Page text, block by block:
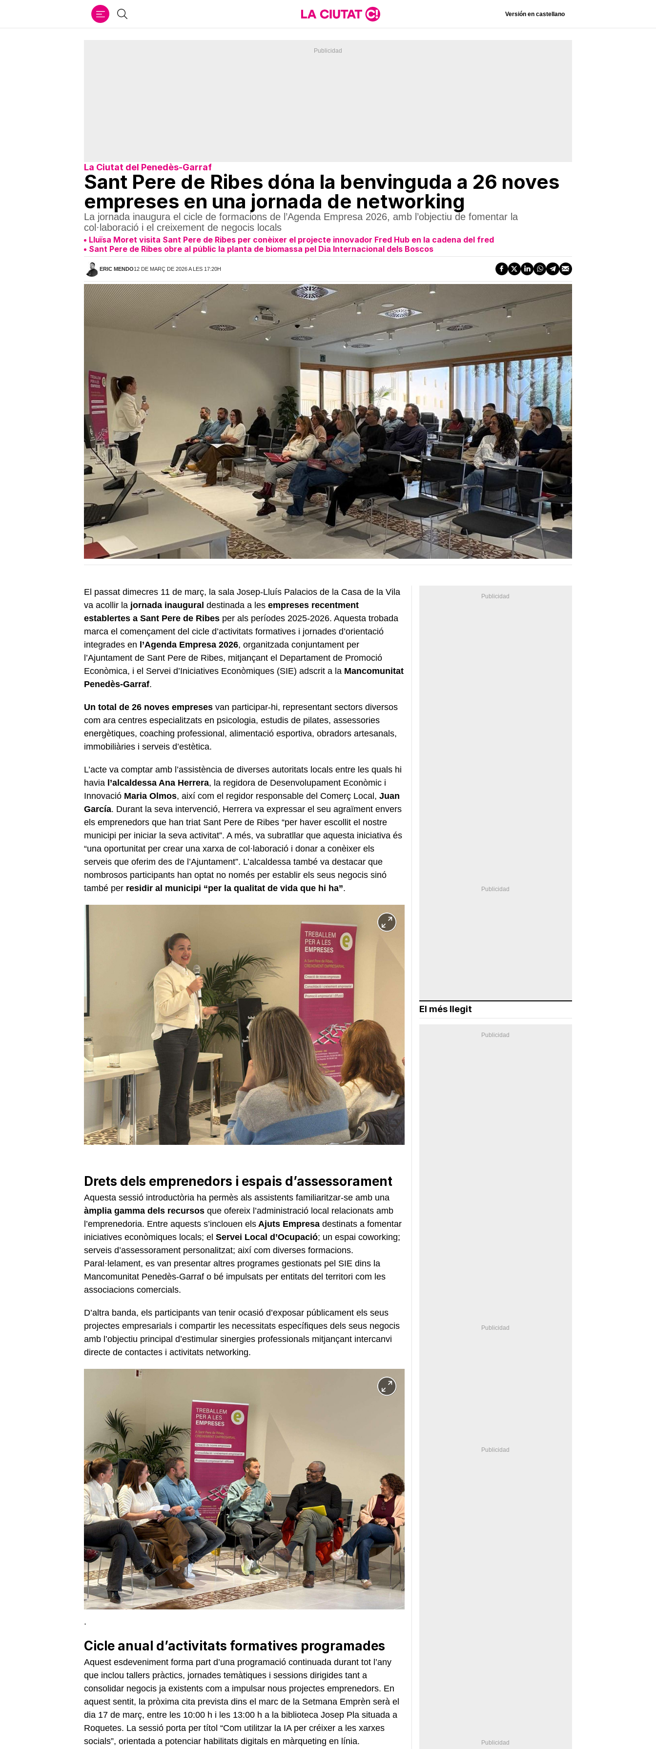
Cercar Versión en castellano
La Ciutat del Penedès-Garraf
Sant Pere de Ribes dóna la benvinguda a 26 noves
empreses en una jornada de networking
La jornada inaugura el cicle de formacions de l’Agenda Empresa 2026, amb l’objectiu de fomentar la
col·laboració i el creixement de negocis locals
Lluïsa Moret visita Sant Pere de Ribes per conèixer el projecte innovador Fred Hub en la cadena del fred
Sant Pere de Ribes obre al públic la planta de biomassa pel Dia Internacional dels Boscos
ERIC MENDO12 DE MARÇ DE 2026 A LES 17:20H
El passat dimecres 11 de març, la sala Josep-Lluís Palacios de la Casa de la Vila
va acollir la jornada inaugural destinada a les empreses recentment
establertes a Sant Pere de Ribes per als períodes 2025-2026. Aquesta trobada
marca el començament del cicle d’activitats formatives i jornades d’orientació
integrades en l’Agenda Empresa 2026, organitzada conjuntament per
l’Ajuntament de Sant Pere de Ribes, mitjançant el Departament de Promoció
Econòmica, i el Servei d’Iniciatives Econòmiques (SIE) adscrit a la Mancomunitat
Penedès-Garraf.
Un total de 26 noves empreses van participar-hi, representant sectors diversos
com ara centres especialitzats en psicologia, estudis de pilates, assessories
energètiques, coaching professional, alimentació esportiva, obradors artesanals,
immobiliàries i serveis d’estètica.
L’acte va comptar amb l’assistència de diverses autoritats locals entre les quals hi
havia l’alcaldessa Ana Herrera, la regidora de Desenvolupament Econòmic i
Innovació Maria Olmos, així com el regidor responsable del Comerç Local, Juan
García. Durant la seva intervenció, Herrera va expressar el seu agraïment envers
els emprenedors que han triat Sant Pere de Ribes “per haver escollit el nostre
municipi per iniciar la seva activitat”. A més, va subratllar que aquesta iniciativa és
“una oportunitat per crear una xarxa de col·laboració i donar a conèixer els
serveis que oferim des de l’Ajuntament”. L’alcaldessa també va destacar que
nombrosos participants han optat no només per establir els seus negocis sinó
també per residir al municipi “per la qualitat de vida que hi ha”.
Drets dels emprenedors i espais d’assessorament
Aquesta sessió introductòria ha permès als assistents familiaritzar-se amb una
àmplia gamma dels recursos que ofereix l’administració local relacionats amb
l’emprenedoria. Entre aquests s’inclouen els Ajuts Empresa destinats a fomentar
iniciatives econòmiques locals; el Servei Local d’Ocupació; un espai coworking;
serveis d’assessorament personalitzat; així com diverses formacions.
Paral·lelament, es van presentar altres programes gestionats pel SIE dins la
Mancomunitat Penedès-Garraf o bé impulsats per entitats del territori com les
associacions comercials.
D’altra banda, els participants van tenir ocasió d’exposar públicament els seus
projectes empresarials i compartir les necessitats específiques dels seus negocis
amb l’objectiu principal d’estimular sinergies professionals mitjançant intercanvi
directe de contactes i activitats networking.
.
Cicle anual d’activitats formatives programades
Aquest esdeveniment forma part d’una programació continuada durant tot l’any
que inclou tallers pràctics, jornades temàtiques i sessions dirigides tant a
consolidar negocis ja existents com a impulsar nous projectes emprenedors. En
aquest sentit, la pròxima cita prevista dins el marc de la Setmana Emprèn serà el
dia 17 de març, entre les 10:00 h i les 13:00 h a la biblioteca Josep Pla situada a
Roquetes. La sessió porta per títol “Com utilitzar la IA per créixer a les xarxes
socials”, orientada a potenciar habilitats digitals en màrqueting en línia.
El més llegit